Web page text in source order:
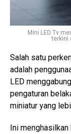
Mini LED Tv
terkini
Salah satu
adalah
LED
pengaturan
miniatur yang
Ini